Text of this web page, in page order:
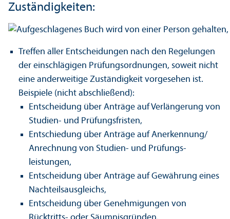
Zuständigkeiten:
Treffen aller Entscheidungen nach den Regelungen
der einschlägigen Prüfungs­ordnungen, soweit nicht
eine anderweitige Zuständigkeit vorgesehen ist.
Beispiele (nicht abschließend):
Entscheidung über Anträge auf Verlängerung von
Studien- und Prüfungs­fristen,
Entschiedung über Anträge auf Anerkennung/
Anrechnung von Studien- und Prüfungs­
leistungen,
Entscheidung über Anträge auf Gewährung eines
Nachteilsausgleichs,
Entscheidung über Genehmigungen von